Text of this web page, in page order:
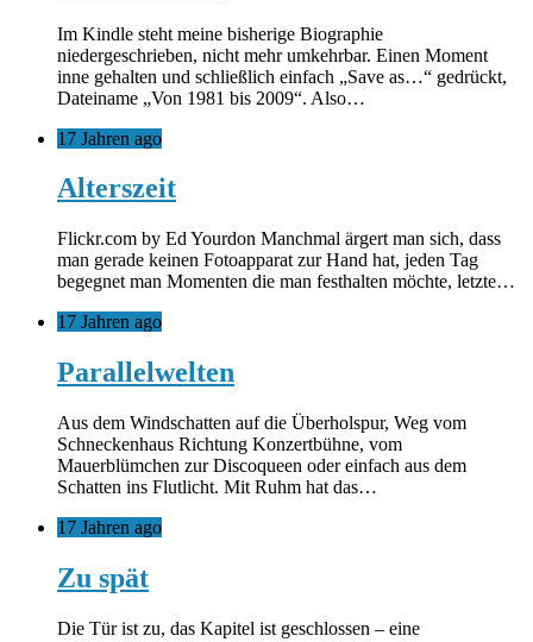
Im Kindle steht meine bisherige Biographie
niedergeschrieben, nicht mehr umkehrbar. Einen Moment
inne gehalten und schließlich einfach „Save as…“ gedrückt,
Dateiname „Von 1981 bis 2009“. Also…
17 Jahren ago
Alterszeit
Flickr.com by Ed Yourdon Manchmal ärgert man sich, dass
man gerade keinen Fotoapparat zur Hand hat, jeden Tag
begegnet man Momenten die man festhalten möchte, letzte…
17 Jahren ago
Parallelwelten
Aus dem Windschatten auf die Überholspur, Weg vom
Schneckenhaus Richtung Konzertbühne, vom
Mauerblümchen zur Discoqueen oder einfach aus dem
Schatten ins Flutlicht. Mit Ruhm hat das…
17 Jahren ago
Zu spät
Die Tür ist zu, das Kapitel ist geschlossen – eine